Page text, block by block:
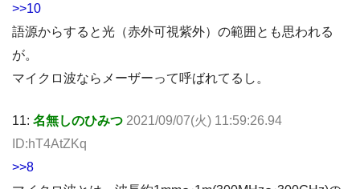
>>10
語源からすると光（赤外可視紫外）の範囲とも思われる
が。
マイクロ波ならメーザーって呼ばれてるし。
11: 名無しのひみつ 2021/09/07(火) 11:59:26.94
ID:hT4AtZKq
>>8